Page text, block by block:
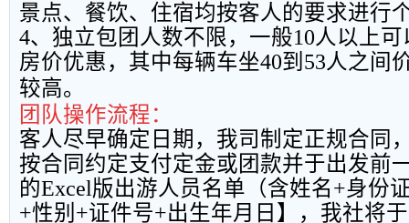
景点、餐饮、住宿均按客人的要求进行
4、独立包团人数不限，一般10人以上
房价优惠，其中每辆车坐40到 53人之间
较高。
团队操作流程：
客人尽早确定日期，我司制定正规合同
按合同约定支付定金或团款并于出发前
的Excel版出游人员名单（含姓名+身份
+性别 +证件号+出生年月日】，我社将